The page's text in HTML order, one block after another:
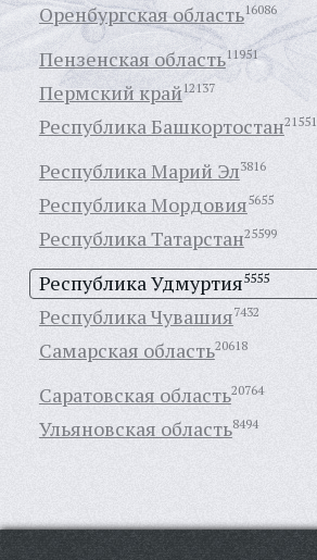
Оренбургская область16086
Пензенская область11951
Пермский край 12137
Республика Башкортостан21551
Республика Марий Эл3816
Республика Мордовия5655
Республика Татарстан25599
Республика Удмуртия5555
Республика Чувашия7432
Самарская область20618
Саратовская область20764
Ульяновская область8494